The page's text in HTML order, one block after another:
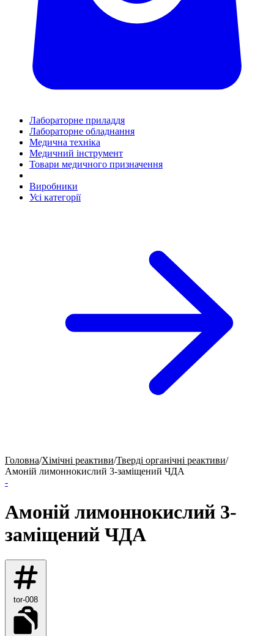
Лабораторне приладдя
Лабораторне обладнання
Медична техніка
Медичний інструмент
Товари медичного призначення
Виробники
Усі категорії
Головна/Хімічні реактиви/Тверді органічні реактиви/
Амоній лимоннокислий 3-заміщений ЧДА
-
Амоній лимоннокислий 3-
заміщений ЧДА
tor-008